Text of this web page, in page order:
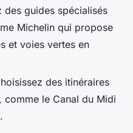
des guides spécialisés
Michelin qui propose
et voies vertes en
des itinéraires
comme le Canal du Midi